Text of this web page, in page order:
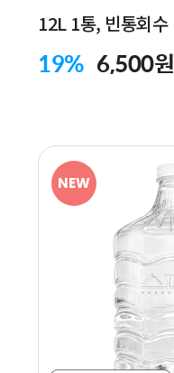
12L 1통, 빈통회수
19% 6,500원
NEW